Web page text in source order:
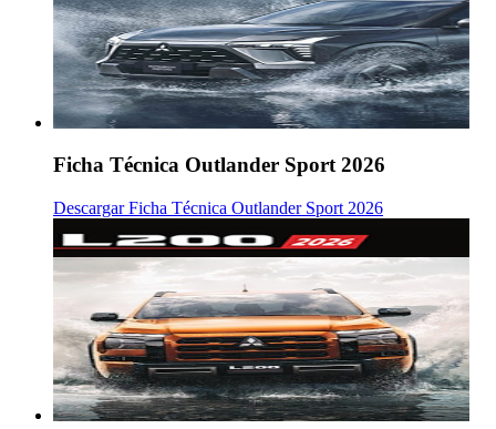
Ficha Técnica Outlander Sport 2026
Descargar Ficha Técnica Outlander Sport 2026